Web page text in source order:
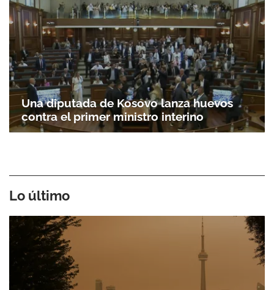
Una diputada de Kosovo lanza huevos
contra el primer ministro interino
Lo último